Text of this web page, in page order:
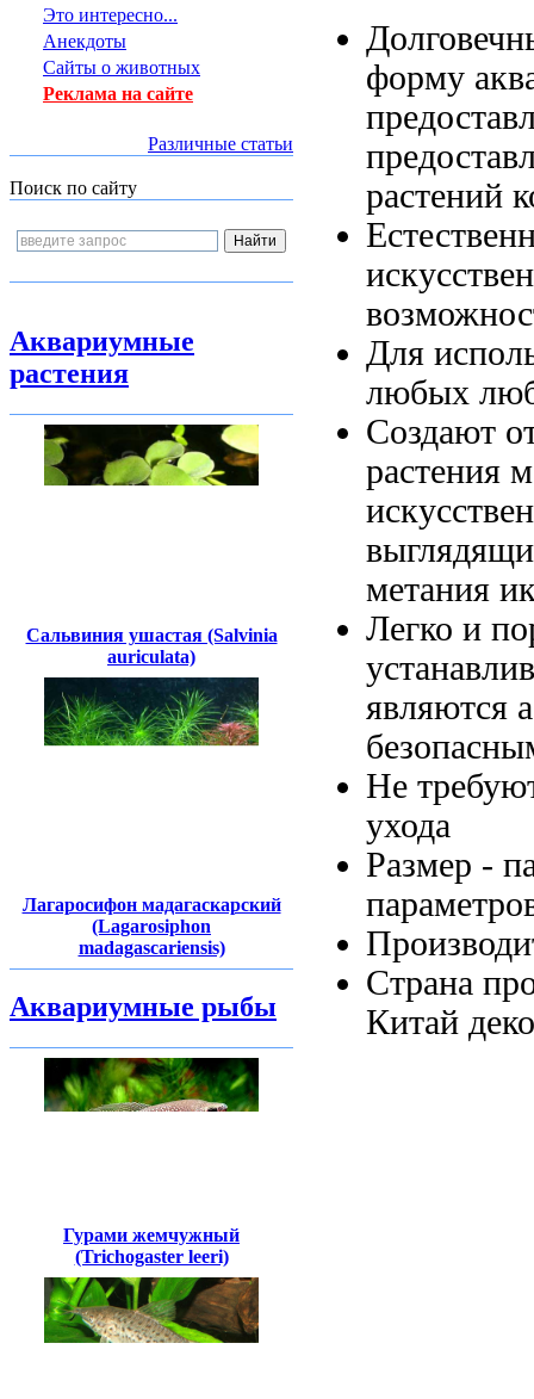
Это интересно...
Анекдоты
Сайты о животных
Реклама на сайте
Различные статьи
Поиск по сайту
Аквариумные
растения
Сальвиния ушастая (Salvinia
auriculata)
Лагаросифон мадагаскарский
(Lagarosiphon
madagascariensis)
Аквариумные рыбы
Гурами жемчужный
(Trichogaster leeri)
форму
растений
Для
любых
Создают
растения
метания
Легко и
являются
Не
ухода
Размер -
Страна
Китай